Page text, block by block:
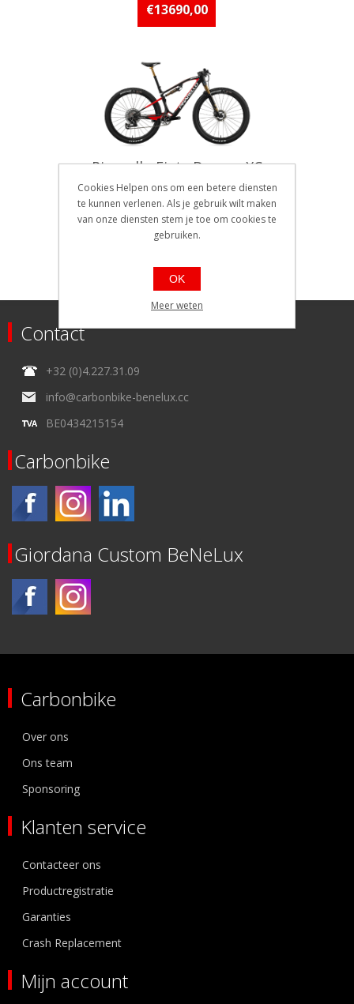
€13690,00
Pinarello Fiets Dogma XC
Fully Disc Pure Red G161 / M
EAN: 1000000342598
Beschikbaarheid:: Niet voorradig
Contact
+32 (0)4.227.31.09
info@carbonbike-benelux.cc
BE0434215154
Carbonbike
Giordana Custom BeNeLux
Carbonbike
Over ons
Ons team
Sponsoring
Klanten service
Contacteer ons
Productregistratie
Garanties
Crash Replacement
Mijn account
Cookies Helpen ons om een betere diensten
te kunnen verlenen. Als je gebruik wilt maken
van onze diensten stem je toe om cookies te
gebruiken.
OK
Meer weten